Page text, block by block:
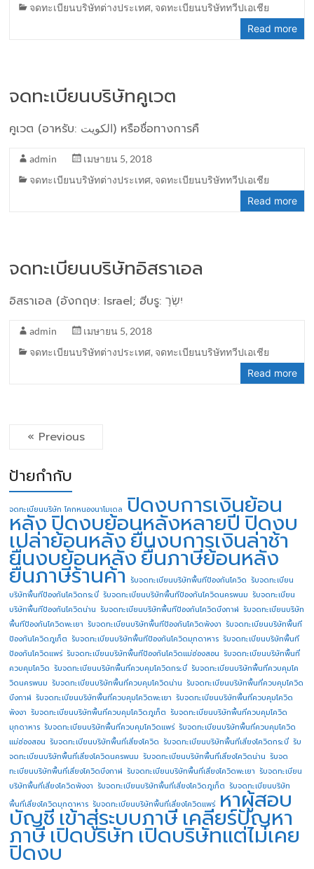
จดทะเบียนบริษัทต่างประเทศ, จดทะเบียนบริษัททวีปเอเชีย
Read more
จดทะเบียนบริษัทคูเวต
คูเวต (อาหรับ: الكويت‎) หรือชื่อทางการคื
admin
เมษายน 5, 2018
จดทะเบียนบริษัทต่างประเทศ, จดทะเบียนบริษัททวีปเอเชีย
Read more
จดทะเบียนบริษัทอิสราเอล
อิสราเอล (อังกฤษ: Israel; ฮีบรู: יִשְׂרָ
admin
เมษายน 5, 2018
จดทะเบียนบริษัทต่างประเทศ, จดทะเบียนบริษัททวีปเอเชีย
Read more
« Previous
ป้ายกำกับ
จดทะเบียนบริษัท โคกหนองนาโมเดล ปิดงบการเงินย้อน
หลังปิดงบย้อนหลังหลายปี ปิดงบ
เปล่าย้อนหลังยื่นงบการเงินล่าช้า
ยื่นงบย้อนหลังยื่นภาษีย้อนหลัง
ยื่นภาษีร้านค้า รับจดทะเบียนบริษัทพื้นทีป้องกันโควิด รับจดทะเบียน
บริษัทพื้นทีป้องกันโควิดกระบี่ รับจดทะเบียนบริษัทพื้นทีป้องกันโควิดนครพนม รับจดทะเบียน
บริษัทพื้นทีป้องกันโควิดน่าน รับจดทะเบียนบริษัทพื้นทีป้องกันโควิดบึงกาฬ รับจดทะเบียนบริษัท
พื้นทีป้องกันโควิดพะเยา รับจดทะเบียนบริษัทพื้นทีป้องกันโควิดพังงา รับจดทะเบียนบริษัทพื้นที
ป้องกันโควิดภูเก็ต รับจดทะเบียนบริษัทพื้นทีป้องกันโควิดมุกดาหาร รับจดทะเบียนบริษัทพื้นที
ป้องกันโควิดแพร่ รับจดทะเบียนบริษัทพื้นทีป้องกันโควิดแม่ฮ่องสอน รับจดทะเบียนบริษัทพื้นที่
ควบคุมโควิด รับจดทะเบียนบริษัทพื้นที่ควบคุมโควิดกระบี่ รับจดทะเบียนบริษัทพื้นที่ควบคุมโค
วิดนครพนม รับจดทะเบียนบริษัทพื้นที่ควบคุมโควิดน่าน รับจดทะเบียนบริษัทพื้นที่ควบคุมโควิด
บึงกาฬ รับจดทะเบียนบริษัทพื้นที่ควบคุมโควิดพะเยา รับจดทะเบียนบริษัทพื้นที่ควบคุมโควิด
พังงา รับจดทะเบียนบริษัทพื้นที่ควบคุมโควิดภูเก็ต รับจดทะเบียนบริษัทพื้นที่ควบคุมโควิด
มุกดาหาร รับจดทะเบียนบริษัทพื้นที่ควบคุมโควิดแพร่ รับจดทะเบียนบริษัทพื้นที่ควบคุมโควิด
แม่ฮ่องสอน รับจดทะเบียนบริษัทพื้นที่เสี่ยงโควิด รับจดทะเบียนบริษัทพื้นที่เสี่ยงโควิดกระบี่ รับ
จดทะเบียนบริษัทพื้นที่เสี่ยงโควิดนครพนม รับจดทะเบียนบริษัทพื้นที่เสี่ยงโควิดน่าน รับจด
ทะเบียนบริษัทพื้นที่เสี่ยงโควิดบึงกาฬ รับจดทะเบียนบริษัทพื้นที่เสี่ยงโควิดพะเยา รับจดทะเบียน
บริษัทพื้นที่เสี่ยงโควิดพังงา รับจดทะเบียนบริษัทพื้นที่เสี่ยงโควิดภูเก็ต รับจดทะเบียนบริษัท
พื้นที่เสี่ยงโควิดมุกดาหาร รับจดทะเบียนบริษัทพื้นที่เสี่ยงโควิดแพร่ หาผู้สอบ
บัญชี เข้าสู่ระบบภาษี เคลียร์ปัญหา
ภาษีเปิดบริษัทเปิดบริษัทแต่ไม่เคย
ปิดงบ